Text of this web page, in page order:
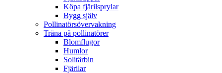
Köpa fjärilsprylar
Bygg själv
Pollinatörsövervakning
Träna på pollinatörer
Blomflugor
Humlor
Solitärbin
Fjärilar